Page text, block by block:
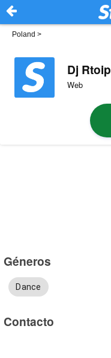
Poland >
Dj Rtoip
Web
Géneros
Dance
Contacto